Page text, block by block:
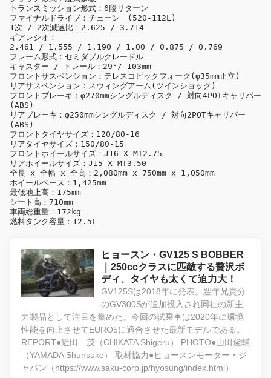
トランスミッション形式：6段リターン
ファイナルドライブ：チェーン　(520-112L)
1次 / 2次減速比：2.625 / 3.714
ギアレシオ：
2.461 / 1.555 / 1.190 / 1.00 / 0.875 / 0.769
フレーム形式：セミダブルクレードル
キャスター / トレール：29°/ 103mm
フロントサスペンション：テレスコピックフォーク(φ35mm正立)
リアサスペンション：スウィングアーム(ツインショック)
フロントブレーキ：φ270mmシングルディスク / 対向4POTキャリパー
(ABS)
リアブレーキ：φ250mmシングルディスク / 対向2POTキャリパー
(ABS)
フロントタイヤサイズ：120/80-16
リアタイヤサイズ：150/80-15
フロントホイールサイズ：J16 X MT2.75
リアホイールサイズ：J15 X MT3.50
全長 x 全幅 x 全高：2,080mm x 750mm x 1,050mm
ホイールベース：1,425mm
最低地上高：175mm
シート高：710mm
車両総重量：172kg
燃料タンク容量：12.5L
ヒョースン・GV125 S BOBBER
｜250ccクラスに匹敵する贅沢ボ
ディ、タイヤも太くて迫力大！
GV125Sは2018年に発表。翌年兄貴分
のGV300Sが追加投入され同社の新主
力製品として注目を集めた。今回の試乗車は2020年に環境
性能を向上させてEURO5に適合させた最新モデルである。
REPORT●近田 茂（CHIKATA Shigeru） PHOTO●山田俊輔
（YAMADA Shunsuke） 取材協力●ヒョースンモーター・ジ
ャパン（https://www.saku-corp.jp/hyosung/index.html）